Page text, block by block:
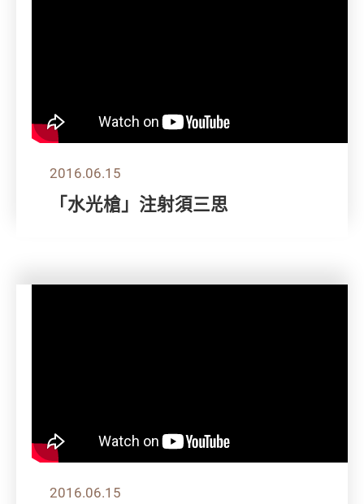
2016.06.15
「水光槍」注射須三思
2016.06.15